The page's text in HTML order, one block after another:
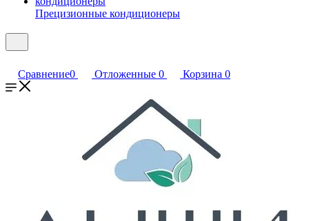
Прецизионные кондиционеры
Сравнение0 Отложенные 0 Корзина 0